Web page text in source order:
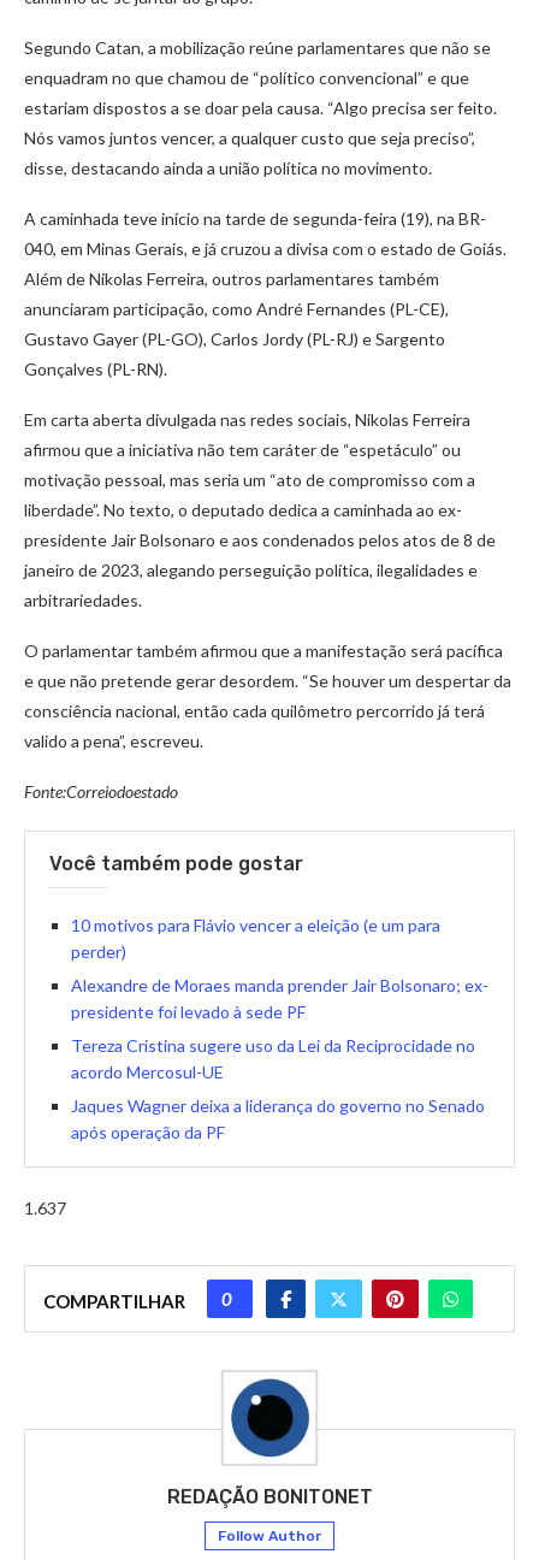
Segundo Catan, a mobilização reúne parlamentares que não se
enquadram no que chamou de “político convencional” e que
estariam dispostos a se doar pela causa. “Algo precisa ser feito.
Nós vamos juntos vencer, a qualquer custo que seja preciso”,
disse, destacando ainda a união política no movimento.
A caminhada teve início na tarde de segunda-feira (19), na BR-
040, em Minas Gerais, e já cruzou a divisa com o estado de Goiás.
Além de Nikolas Ferreira, outros parlamentares também
anunciaram participação, como André Fernandes (PL-CE),
Gustavo Gayer (PL-GO), Carlos Jordy (PL-RJ) e Sargento
Gonçalves (PL-RN).
Em carta aberta divulgada nas redes sociais, Nikolas Ferreira
afirmou que a iniciativa não tem caráter de “espetáculo” ou
motivação pessoal, mas seria um “ato de compromisso com a
liberdade”. No texto, o deputado dedica a caminhada ao ex-
presidente Jair Bolsonaro e aos condenados pelos atos de 8 de
janeiro de 2023, alegando perseguição política, ilegalidades e
arbitrariedades.
O parlamentar também afirmou que a manifestação será pacífica
e que não pretende gerar desordem. “Se houver um despertar da
consciência nacional, então cada quilômetro percorrido já terá
valido a pena”, escreveu.
Fonte:Correiodoestado
Você também pode gostar
10 motivos para Flávio vencer a eleição (e um para
perder)
Alexandre de Moraes manda prender Jair Bolsonaro; ex-
presidente foi levado à sede PF
Tereza Cristina sugere uso da Lei da Reciprocidade no
acordo Mercosul-UE
Jaques Wagner deixa a liderança do governo no Senado
após operação da PF
1.637
COMPARTILHAR 0
REDAÇÃO BONITONET
Follow Author